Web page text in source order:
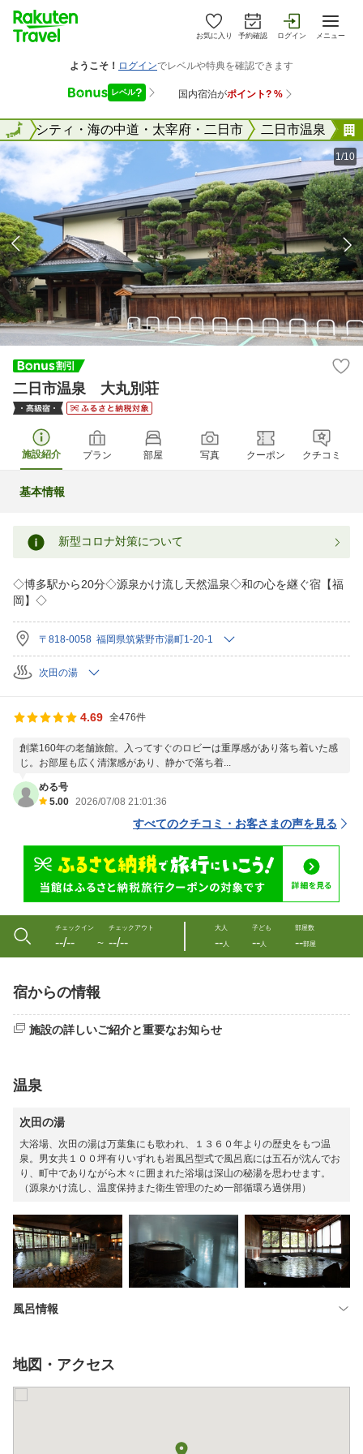
お気に入り 予約確認 ログイン メニュー
ナルシティ・海の中道・太宰府・二日市 二日市温泉
全国
1/10
二日市温泉 大丸別荘
施設紹介 プラン 部屋 写真 クーポン クチコミ
基本情報
新型コロナ対策について
◇博多駅から20分◇源泉かけ流し天然温泉◇和の心を継ぐ宿【福
岡】◇
〒818-0058 福岡県筑紫野市湯町1-20-1
次田の湯
4.69 全476件
創業160年の老舗旅館。入ってすぐのロビーは重厚感があり落ち着いた感
じ。お部屋も広く清潔感があり、静かで落ち着...
める号
5.00 2026/07/08 21:01:36
すべてのクチコミ・お客さまの声を見る
チェックイン
--/-- 〜
チェックアウト
--/--
大人
--人
子ども
--人
部屋数
--部屋
宿からの情報
施設の詳しいご紹介と重要なお知らせ
温泉
次田の湯
大浴場、次田の湯は万葉集にも歌われ、１３６０年よりの歴史をもつ温
泉。男女共１００坪有りいずれも岩風呂型式で風呂底には五石が沈んでお
り、町中でありながら木々に囲まれた浴場は深山の秘湯を思わせます。
（源泉かけ流し、温度保持また衛生管理のため一部循環ろ過併用）
風呂情報
地図・アクセス